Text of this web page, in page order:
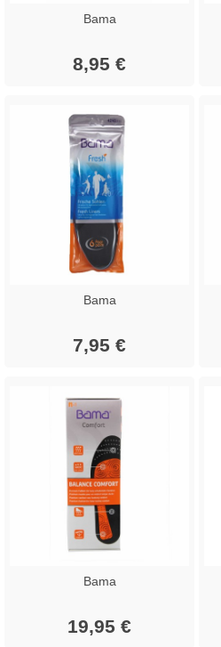
Bama
8,95 €
Bama
7,95 €
Bama
19,95 €